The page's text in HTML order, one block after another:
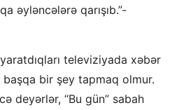
əyləncələrə qarışıb.”-
televiziyada xəbər
bir şey tapmaq olmur.
deyərlər, “Bu gün” sabah